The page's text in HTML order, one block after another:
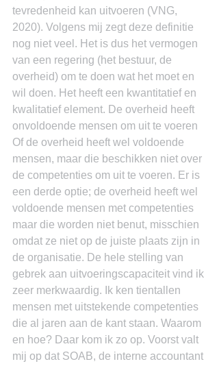
tevredenheid kan uitvoeren (VNG,
2020). Volgens mij zegt deze definitie
nog niet veel. Het is dus het vermogen
van een regering (het bestuur, de
overheid) om te doen wat het moet en
wil doen. Het heeft een kwantitatief en
kwalitatief element. De overheid heeft
onvoldoende mensen om uit te voeren
Of de overheid heeft wel voldoende
mensen, maar die beschikken niet over
de competenties om uit te voeren. Er is
een derde optie; de overheid heeft wel
voldoende mensen met competenties
maar die worden niet benut, misschien
omdat ze niet op de juiste plaats zijn in
de organisatie. De hele stelling van
gebrek aan uitvoeringscapaciteit vind ik
zeer merkwaardig. Ik ken tientallen
mensen met uitstekende competenties
die al jaren aan de kant staan. Waarom
en hoe? Daar kom ik zo op. Voorst valt
mij op dat SOAB, de interne accountant